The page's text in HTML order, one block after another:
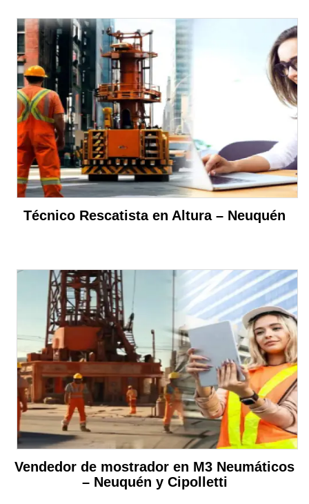
Técnico Rescatista en Altura – Neuquén
Vendedor de mostrador en M3 Neumáticos
– Neuquén y Cipolletti